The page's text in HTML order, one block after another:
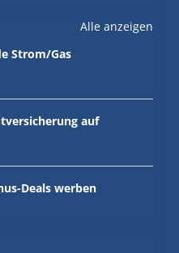
Alle anzeigen
Strom/Gas
auf
Deals werben